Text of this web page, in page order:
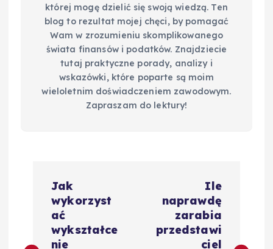
której mogę dzielić się swoją wiedzą. Ten
blog to rezultat mojej chęci, by pomagać
Wam w zrozumieniu skomplikowanego
świata finansów i podatków. Znajdziecie
tutaj praktyczne porady, analizy i
wskazówki, które poparte są moim
wieloletnim doświadczeniem zawodowym.
Zapraszam do lektury!
Jak
wykorzyst
ać
wykształce
nie
Ile
naprawdę
zarabia
przedstawi
ciel